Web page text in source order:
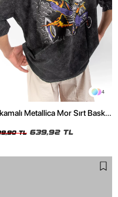
4
Metallica Mor Sırt Baskılı
TL 639,92 TL